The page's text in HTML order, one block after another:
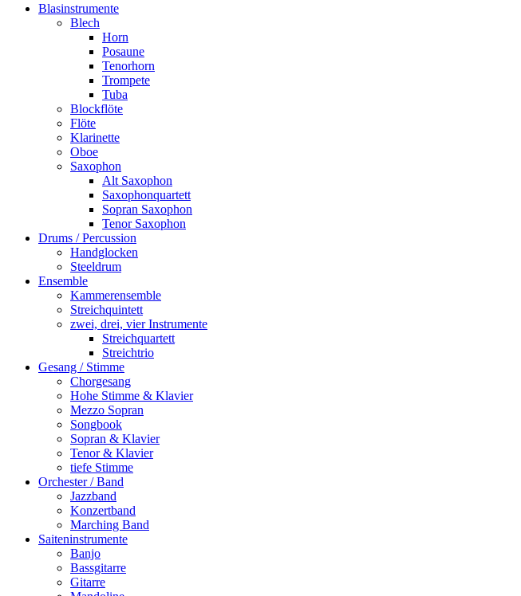
Blasinstrumente
Blech
Horn
Posaune
Tenorhorn
Trompete
Tuba
Blockflöte
Flöte
Klarinette
Oboe
Saxophon
Alt Saxophon
Saxophonquartett
Sopran Saxophon
Tenor Saxophon
Drums / Percussion
Handglocken
Steeldrum
Ensemble
Kammerensemble
Streichquintett
zwei, drei, vier Instrumente
Streichquartett
Streichtrio
Gesang / Stimme
Chorgesang
Hohe Stimme & Klavier
Mezzo Sopran
Songbook
Sopran & Klavier
Tenor & Klavier
tiefe Stimme
Orchester / Band
Jazzband
Konzertband
Marching Band
Saiteninstrumente
Banjo
Bassgitarre
Gitarre